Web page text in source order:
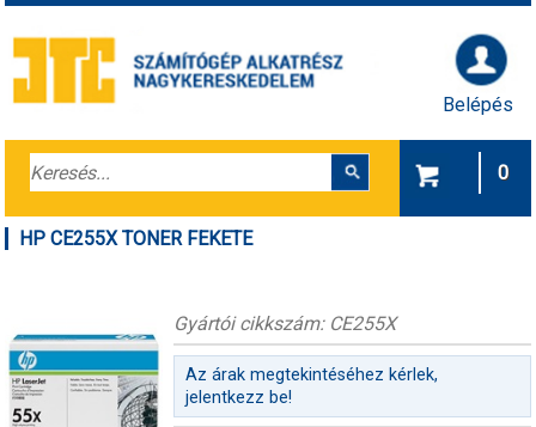
Belépés
0
HP CE255X TONER FEKETE
Gyártói cikkszám: CE255X
Az árak megtekintéséhez kérlek,
jelentkezz be!